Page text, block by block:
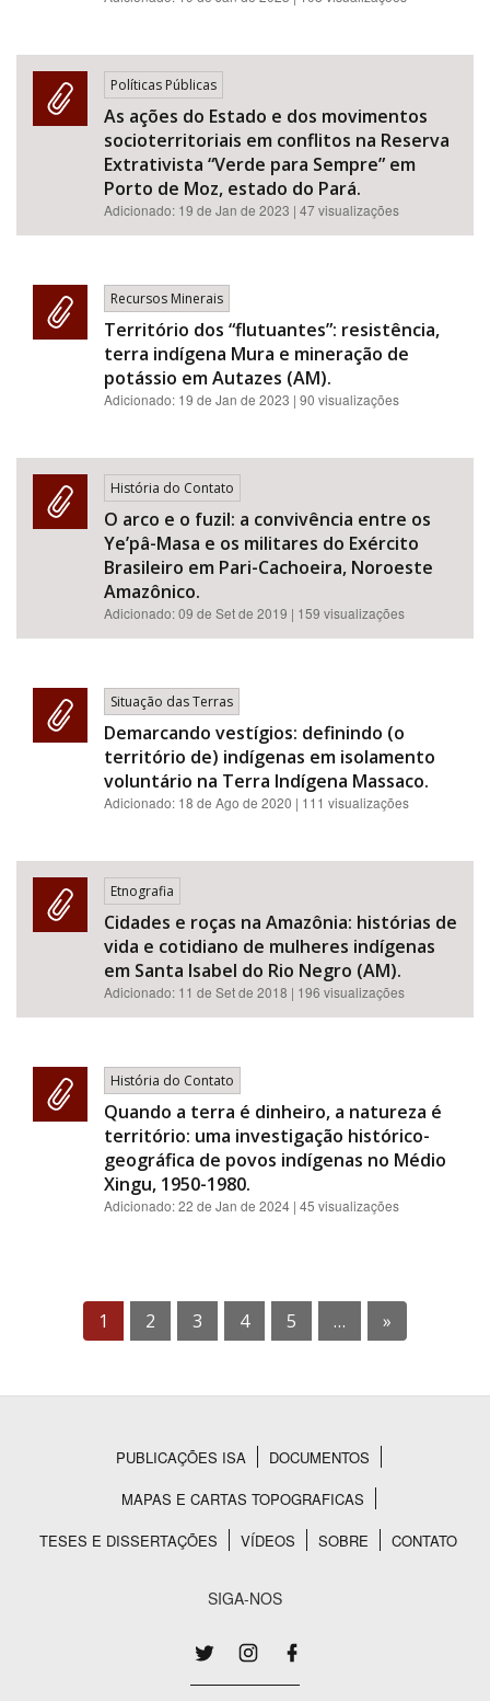
Políticas Públicas
As ações do Estado e dos movimentos
socioterritoriais em conflitos na Reserva
Extrativista “Verde para Sempre” em
Porto de Moz, estado do Pará.
Adicionado: 19 de Jan de 2023 | 47 visualizações
Recursos Minerais
Território dos “flutuantes”: resistência,
terra indígena Mura e mineração de
potássio em Autazes (AM).
Adicionado: 19 de Jan de 2023 | 90 visualizações
História do Contato
O arco e o fuzil: a convivência entre os
Ye’pâ-Masa e os militares do Exército
Brasileiro em Pari-Cachoeira, Noroeste
Amazônico.
Adicionado:09 de Set de 2019 | 159 visualizações
Situação das Terras
Demarcando vestígios: definindo (o
território de) indígenas em isolamento
voluntário na Terra Indígena Massaco.
Adicionado: 18 de Ago de 2020 | 111 visualizações
Etnografia
Cidades e roças na Amazônia: histórias de
vida e cotidiano de mulheres indígenas
em Santa Isabel do Rio Negro (AM).
Adicionado: 11 de Set de 2018 | 196 visualizações
História do Contato
Quando a terra é dinheiro, a natureza é
território: uma investigação histórico-
geográfica de povos indígenas no Médio
Xingu, 1950-1980.
Adicionado:22 de Jan de 2024 | 45 visualizações
1 2 3 4 5 … »
Rodapé
PUBLICAÇÕES ISA
DOCUMENTOS
MAPAS E CARTAS TOPOGRAFICAS
TESES E DISSERTAÇÕES
VÍDEOS SOBRE CONTATO
SIGA-NOS